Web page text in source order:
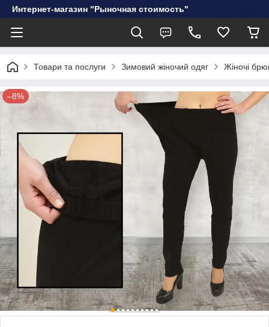
Интернет-магазин "Рыночная стоимость"
Товари та послуги Зимовий жіночий одяг Жіночі
–8%